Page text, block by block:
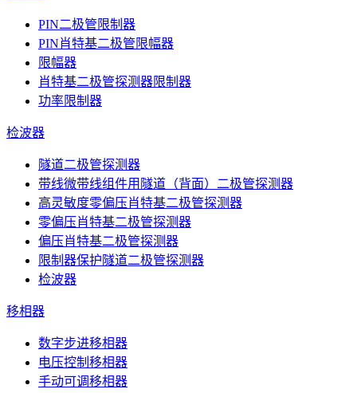
PIN二极管限制器
PIN肖特基二极管限幅器
限幅器
肖特基二极管探测器限制器
功率限制器
检波器
隧道二极管探测器
带线微带线组件用隧道（背面）二极管探测器
高灵敏度零偏压肖特基二极管探测器
零偏压肖特基二极管探测器
偏压肖特基二极管探测器
限制器保护隧道二极管探测器
检波器
移相器
数字步进移相器
电压控制移相器
手动可调移相器